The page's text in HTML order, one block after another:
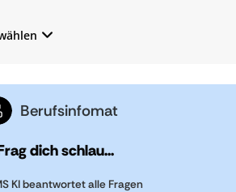
Berufsinfomat
dich schlau...
KI beantwortet alle Fragen